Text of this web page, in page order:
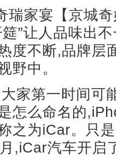
瑞家宴【京城
”让人品味出
度不断,品牌层
野中。
家第一时间可
怎么命名的
之为iCar。只
,iCar汽车开启